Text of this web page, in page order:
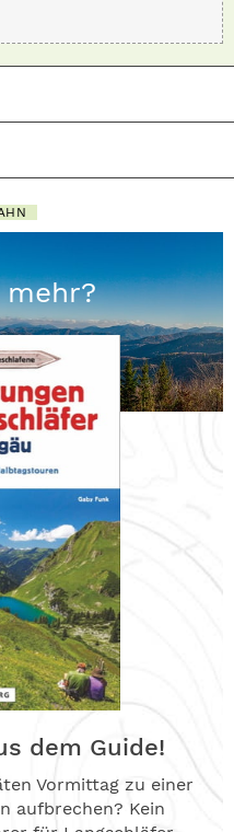
dem Guide!
Vormittag zu einer
aufbrechen? Kein